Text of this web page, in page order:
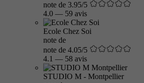
note de 3.95/5
4.0 — 59 avis
Ecole Chez Soi
note de
note de 4.05/5
4.1 — 58 avis
STUDIO M - Montpellier